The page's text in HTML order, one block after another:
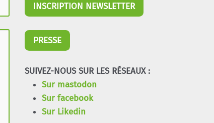
INSCRIPTION NEWSLETTER
PRESSE
SUIVEZ-NOUS SUR LES RÉSEAUX :
Sur mastodon
Sur facebook
Sur Likedin